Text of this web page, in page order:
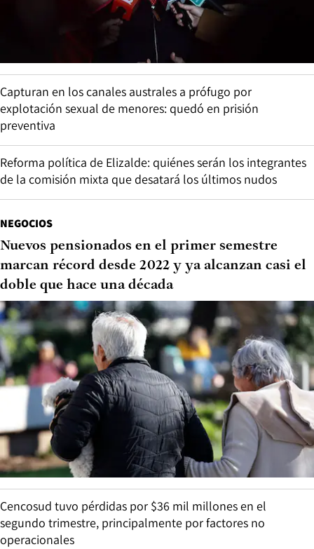
Capturan en los canales australes a prófugo por
explotación sexual de menores: quedó en prisión
preventiva
Reforma política de Elizalde: quiénes serán los integrantes
de la comisión mixta que desatará los últimos nudos
NEGOCIOS
Nuevos pensionados en el primer semestre
marcan récord desde 2022 y ya alcanzan casi el
doble que hace una década
Cencosud tuvo pérdidas por $36 mil millones en el
segundo trimestre, principalmente por factores no
operacionales